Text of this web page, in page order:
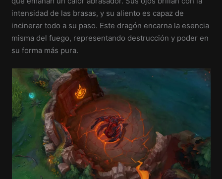
intensidad de las brasas, y su aliento es capaz de
incinerar todo a su paso. Este dragón encarna la esencia
misma del fuego, representando destrucción y poder en
su forma más pura.